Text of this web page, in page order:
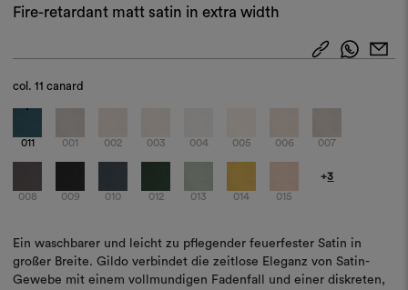
Fire-retardant matt satin in extra width
col.11 canard
011 001 002 003 004 005 006 007
008 009 010 012 013 014 015
+3
Ein waschbarer und leicht zu pflegender feuerfester Satin in
großer Breite. Gildo verbindet die zeitlose Eleganz von Satin-
Gewebe mit einem vollmundigen Fadenfall und einer diskreten,